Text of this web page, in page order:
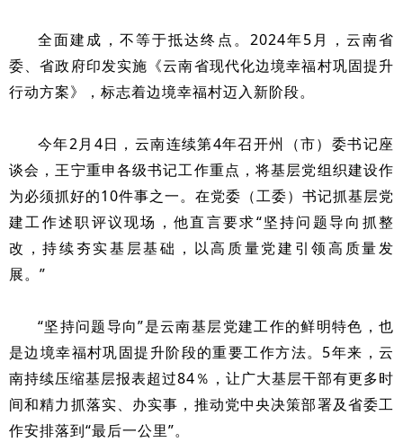
全面建成，不等于抵达终点。2024年5月，云南省
委、省政府印发实施《云南省现代化边境幸福村巩固提升
行动方案》，标志着边境幸福村迈入新阶段。
今年2月4日，云南连续第4年召开州（市）委书记座
谈会 ，王宁重申各级书记工作重点，将基层党组织建设作
为必须抓好的10件事之一。在党委（工委）书记抓基层党
建工作述职评议现场，他直言要求“坚持问题导向抓整
改，持续夯实基层基础，以高质量党建引领高质量发
展。”
“坚持问题导向”是云南基层党建工作的鲜明特色，也
是边境幸福村巩固提升阶段的重要工作方法。5年来，云
南持续压缩基层报表超过84％，让广大基层干部有更多时
间和精力抓落实、办实事，推动党中央决策部署及省委工
作安排落到“最后一公里”。